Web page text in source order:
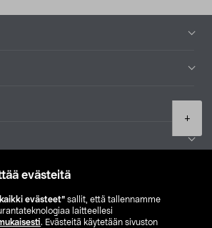
evästeitä
evästeet” sallit, että tallennamme
laitteellesi
. Evästeitä käytetään sivuston
+
Etsi myymälä